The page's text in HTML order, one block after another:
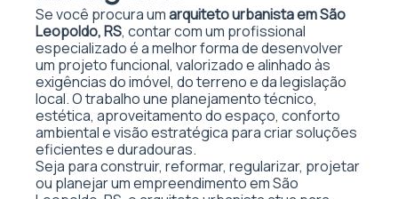
Se você procura umarquiteto urbanista em São
Leopoldo, RS, contar com um profissional
especializado é a melhor forma de desenvolver
um projeto funcional, valorizado e alinhado às
exigências do imóvel, do terreno e da legislação
local. O trabalho une planejamento técnico,
estética, aproveitamento do espaço, conforto
ambiental e visão estratégica para criar soluções
eficientes e duradouras.
Seja para construir, reformar, regularizar, projetar
ou planejar um empreendimento em São